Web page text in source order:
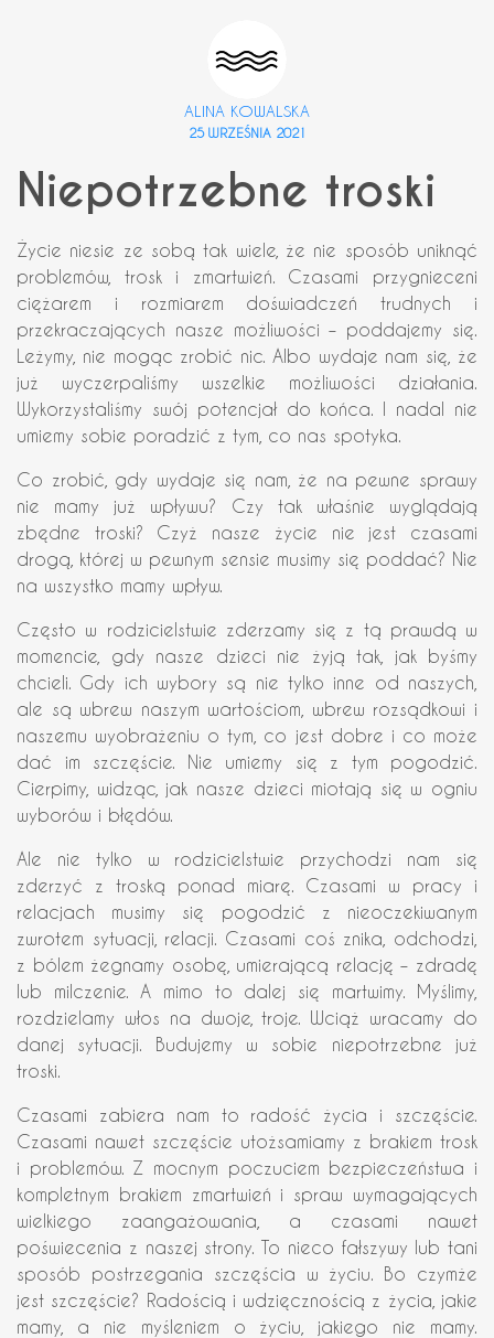
ALINA KOWALSKA
25 WRZEŚNIA 2021
Niepotrzebne troski
Życie niesie ze sobą tak wiele, że nie sposób uniknąć
problemów, trosk i zmartwień. Czasami przygnieceni
ciężarem i rozmiarem doświadczeń trudnych i
przekraczających nasze możliwości – poddajemy się.
Leżymy, nie mogąc zrobić nic. Albo wydaje nam się, że
już wyczerpaliśmy wszelkie możliwości działania.
Wykorzystaliśmy swój potencjał do końca. I nadal nie
umiemy sobie poradzić z tym, co nas spotyka.
Co zrobić, gdy wydaje się nam, że na pewne sprawy
nie mamy już wpływu? Czy tak właśnie wyglądają
zbędne troski? Czyż nasze życie nie jest czasami
drogą, której w pewnym sensie musimy się poddać? Nie
na wszystko mamy wpływ.
Często w rodzicielstwie zderzamy się z tą prawdą w
momencie, gdy nasze dzieci nie żyją tak, jak byśmy
chcieli. Gdy ich wybory są nie tylko inne od naszych,
ale są wbrew naszym wartościom, wbrew rozsądkowi i
naszemu wyobrażeniu o tym, co jest dobre i co może
dać im szczęście. Nie umiemy się z tym pogodzić.
Cierpimy, widząc, jak nasze dzieci miotają się w ogniu
wyborów i błędów.
Ale nie tylko w rodzicielstwie przychodzi nam się
zderzyć z troską ponad miarę. Czasami w pracy i
relacjach musimy się pogodzić z nieoczekiwanym
zwrotem sytuacji, relacji. Czasami coś znika, odchodzi,
z bólem żegnamy osobę, umierającą relację – zdradę
lub milczenie. A mimo to dalej się martwimy. Myślimy,
rozdzielamy włos na dwoje, troje. Wciąż wracamy do
danej sytuacji. Budujemy w sobie niepotrzebne już
troski.
Czasami zabiera nam to radość życia i szczęście.
Czasami nawet szczęście utożsamiamy z brakiem trosk
i problemów. Z mocnym poczuciem bezpieczeństwa i
kompletnym brakiem zmartwień i spraw wymagających
wielkiego zaangażowania, a czasami nawet
poświecenia z naszej strony. To nieco fałszywy lub tani
sposób postrzegania szczęścia w życiu. Bo czymże
jest szczęście? Radością i wdzięcznością z życia, jakie
mamy, a nie myśleniem o życiu, jakiego nie mamy.